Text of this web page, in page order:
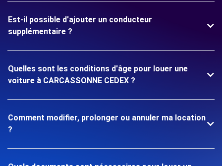
Est-il possible d'ajouter un conducteur
supplémentaire ?
Quelles sont les conditions d'âge pour louer une
voiture à CARCASSONNE CEDEX ?
Comment modifier, prolonger ou annuler ma location
?